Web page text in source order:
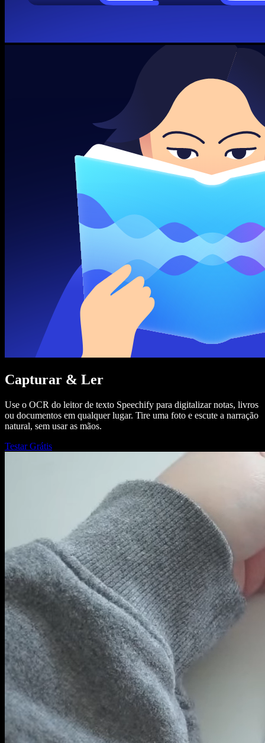
Capturar & Ler
Use o OCR do leitor de texto Speechify para digitalizar notas, livros
ou documentos em qualquer lugar. Tire uma foto e escute a narração
natural, sem usar as mãos.
Testar Grátis